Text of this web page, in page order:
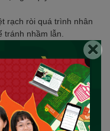
rạch ròi quá trình nhân
tránh nhầm lẫn.